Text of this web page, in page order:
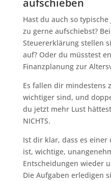
aufschieben
Hast du auch so
zu gerne aufschiebst?
Steuererklärung stellen
auf? Oder du müsstest
Finanzplanung zur
Es fallen dir mindestens
wichtiger sind, und
du jetzt mehr Lust
NICHTS.
Ist dir klar, dass es
ist, wichtige,
Entscheidungen wieder
Die Aufgaben erledigen